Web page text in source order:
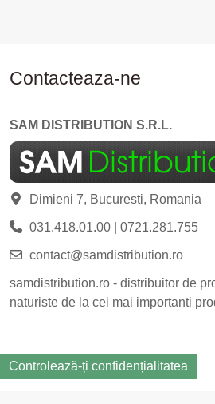
Contacteaza-ne
SAM DISTRIBUTION S.R.L.
Dimieni 7, Bucuresti, Romania
031.418.01.00| 0721.281.755
contact@samdistribution.ro
samdistribution.ro - distribuitor de
naturiste de la cei mai importanti
Controlează-ți confidențialitatea